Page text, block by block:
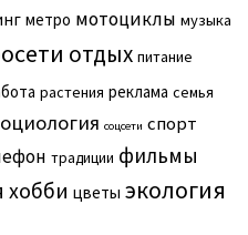
метро мотоциклы музыка
отдых питание
растения реклама семья
соцсети спорт
традиции фильмы
хобби цветы экология